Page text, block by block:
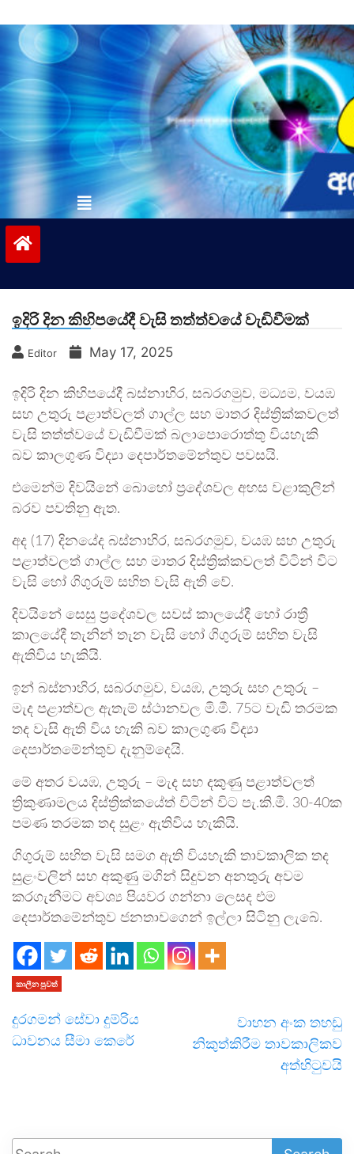
to
contentvinivida.lk
ඉදිරි දින කිහිපයේදී වැසි තත්ත්වයේ වැඩිවීමක්
Editor May 17, 2025
ඉදිරි දින කිහිපයේදී බස්නාහිර, සබරගමුව, මධ්‍යම, වයඹ
සහ උතුරු පළාත්වලත් ගාල්ල සහ මාතර දිස්ත්‍රික්කවලත්
වැසි තත්ත්වයේ වැඩිවීමක් බලාපොරොත්තු වියහැකි
බව කාලගුණ විද්‍යා දෙපාර්තමේන්තුව පවසයි.
එමෙන්ම දිවයිනේ බොහෝ ප්‍රදේශවල අහස වළාකුලින්
බරව පවතිනු ඇත.
අද (17) දිනයේද බස්නාහිර, සබරගමුව, වයඹ සහ උතුරු
පළාත්වලත් ගාල්ල සහ මාතර දිස්ත්‍රික්කවලත් විටින් විට
වැසි හෝ ගිගුරුම් සහිත වැසි ඇති වේ.
දිවයිනේ සෙසු ප්‍රදේශවල සවස් කාලයේදී හෝ රාත්‍රී
කාලයේදී තැනින් තැන වැසි හෝ ගිගුරුම් සහිත වැසි
ඇතිවිය හැකියි.
ඉන් බස්නාහිර, සබරගමුව, වයඹ, උතුරු සහ උතුරු –
මැද පළාත්වල ඇතැම් ස්ථානවල මි.මී. 75ට වැඩි තරමක
තද වැසි ඇති විය හැකි බව කාලගුණ විද්‍යා
දෙපාර්තමේන්තුව දැනුම්දෙයි.
මේ අතර වයඹ, උතුරු – මැද සහ දකුණු පළාත්වලත්
ත්‍රිකුණාමලය දිස්ත්‍රික්කයේත් විටින් විට පැ.කි.මී. 30-40ක
පමණ තරමක තද සුළං ඇතිවිය හැකියි.
ගිගුරුම් සහිත වැසි සමග ඇති වියහැකි තාවකාලික තද
සුළංවලින් සහ අකුණු මගින් සිදුවන අනතුරු අවම
කරගැනීමට අවශ්‍ය පියවර ගන්නා ලෙසද එම
දෙපාර්තමේන්තුව ජනතාවගෙන් ඉල්ලා සිටිනු ලැබේ.
කාලීන පුවත්
දුරගමන් සේවා දුම්රිය
ධාවනය සීමා කෙරේ
වාහන අංක තහඩු
නිකුත්කිරීම තාවකාලිකව
අත්හිටුවයි